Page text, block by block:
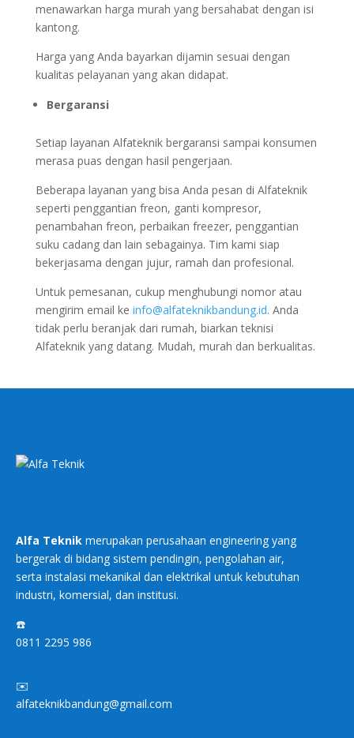
menawarkan harga murah yang bersahabat dengan isi
kantong.
Harga yang Anda bayarkan dijamin sesuai dengan
kualitas pelayanan yang akan didapat.
Bergaransi
Setiap layanan Alfateknik bergaransi sampai konsumen
merasa puas dengan hasil pengerjaan.
Beberapa layanan yang bisa Anda pesan di Alfateknik
seperti penggantian freon, ganti kompresor,
penambahan freon, perbaikan freezer, penggantian
suku cadang dan lain sebagainya. Tim kami siap
bekerjasama dengan jujur, ramah dan profesional.
Untuk pemesanan, cukup menghubungi nomor atau
mengirim email ke info@alfateknikbandung.id. Anda
tidak perlu beranjak dari rumah, biarkan teknisi
Alfateknik yang datang. Mudah, murah dan berkualitas.
Alfa Teknik merupakan perusahaan engineering yang
bergerak di bidang sistem pendingin, pengolahan air,
serta instalasi mekanikal dan elektrikal untuk kebutuhan
industri, komersial, dan institusi.
☎️
0811 2295 986
✉️
alfateknikbandung@gmail.com